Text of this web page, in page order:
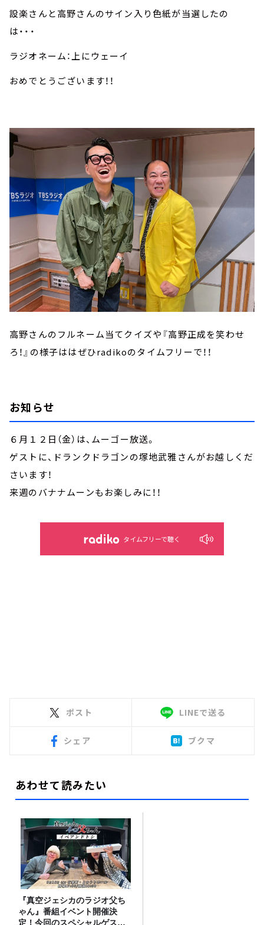
設楽さんと高野さんのサイン入り色紙が当選したの
は・・・
ラジオネーム：上にウェーイ
おめでとうございます！！
高野さんのフルネーム当てクイズや『高野正成を笑わせ
ろ！』の様子ははぜひradikoのタイムフリーで！！
お知らせ
６月１２日（金）は、ムーゴー放送。
ゲストに、ドランクドラゴンの塚地武雅さんがお越しくだ
さいます！
来週のバナナムーンもお楽しみに！！
タイムフリーで聴く
ポスト LINEで送る
シェア ブクマ
あわせて読みたい
『真空ジェシカのラジオ父ち
ゃん』番組イベント開催決
定！今回のスペシャルゲスト